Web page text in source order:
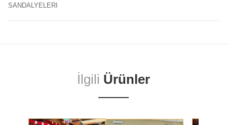
SANDALYELERI
İlgili Ürünler